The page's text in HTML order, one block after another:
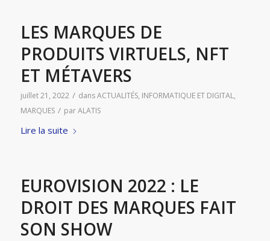
LES MARQUES DE
PRODUITS VIRTUELS, NFT
ET MÉTAVERS
juillet 21, 2022 / dansACTUALITÉS, INFORMATIQUE ET DIGITAL,
MARQUES / parALATIS
Lire la suite
EUROVISION 2022 : LE
DROIT DES MARQUES FAIT
SON SHOW